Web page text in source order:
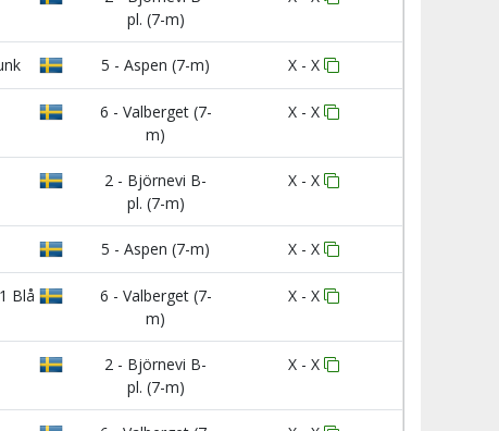
pl. (7-m)
5 - Aspen (7-m) X - X
6 - Valberget (7-
m)
X - X
2 - Björnevi B-
pl. (7-m)
X - X
5 - Aspen (7-m) X - X
Blå
6 - Valberget (7-
m)
X - X
2 - Björnevi B-
pl. (7-m)
X - X